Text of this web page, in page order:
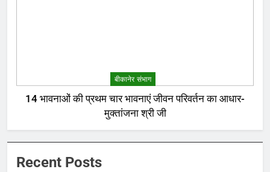
बीकानेर संभाग
14 भावनाओं की प्रथम चार भावनाएं जीवन परिवर्तन का आधार-
मुक्तांजना श्री जी
Recent Posts